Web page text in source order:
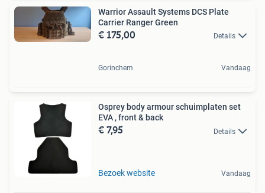
Warrior Assault Systems DCS Plate
Carrier Ranger Green
€ 175,00 Details
Gorinchem Vandaag
Osprey body armour schuimplaten set
EVA , front & back
€ 7,95 Details
Bezoek website Vandaag